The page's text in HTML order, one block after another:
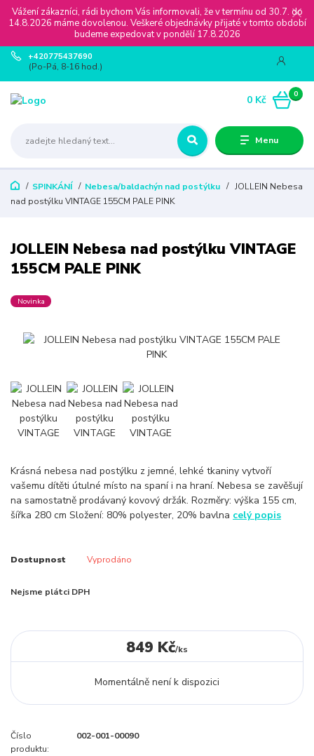
Vážení zákazníci, rádi bychom Vás informovali, že v termínu od 30.7. do
14.8.2026 máme dovolenou. Veškeré objednávky přijaté v tomto období
budeme expedovat v pondělí 17.8.2026
Menu
+420775437690
(Po-Pá, 8-16 hod.)
0
0 Kč
SPINKÁNÍ Nebesa/baldachýn nad postýlku
JOLLEIN Nebesa
nad postýlku VINTAGE 155CM PALE PINK
JOLLEIN Nebesa nad postýlku VINTAGE
155CM PALE PINK
Novinka
Krásná nebesa nad postýlku z jemné, lehké tkaniny vytvoří
vašemu dítěti útulné místo na spaní i na hraní. Nebesa se zavěšují
na samostatně prodávaný kovový držák. Rozměry: výška 155 cm,
šířka 280 cm Složení: 80% polyester, 20% bavlna celý popis
Dostupnost Vyprodáno
Nejsme plátci DPH
849 Kč/ks
Momentálně není k dispozici
Číslo
produktu:
002-001-00090